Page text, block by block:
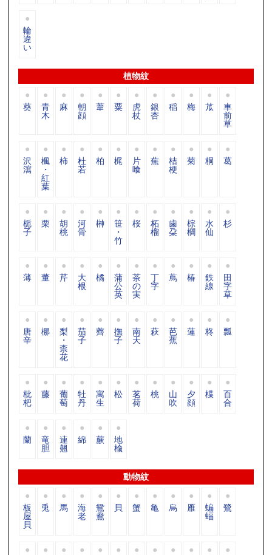
輪
違
い
植物紋
葵 青
木
麻 朝
顔
葦 粟 虎
杖
銀
杏
稲 梅 苽 車
前
草
沢
瀉
楓
・
紅
葉
柿 杜
若
柏 梶 片
喰
蕪 桔
梗
菊 桐 葛
栀
子
栗 胡
桃
河
骨
榊 笹
・
竹
桜 柘
榴
歯
朶
棕
櫚
水
仙
杉
薄 董 芹 大
根
橘 蒲
公
英
茶
の
実
丁
字
蔦 椿 鉄
線
田
字
草
唐
辛
梛 梨
・
柰
花
茄
子
薺 撫
子
南
天
萩 芭
蕉
蓮 柊 瓢
枇
杷
藤 葡
萄
牡
丹
寓
生
松 茗
荷
桃 山
吹
夕
顔
楪 百
合
蘭 竜
胆
連
翹
綿 蕨 地
楡
動物紋
板
屋
貝
兎 馬 海
老
鴛
鴦
貝 蟹 亀 烏 雁 蝙
蝠
鷺